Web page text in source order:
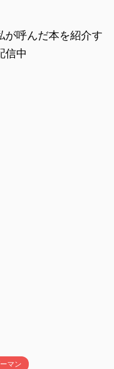
が呼んだ本を紹介す
信中
マン